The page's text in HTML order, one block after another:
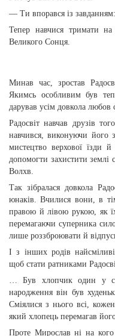
— Ти впорався із
Тепер навчися тримати
Великого Сонця.
Минав час, зростав
Якимсь особливим був
дарував усім довкола любов
Радосвіт навчав друзів
навчився, виконуючи його
мистецтво верхової їзди
допомогти захистити землі
Волхв.
Так зібралася довкола
юнаків. Вчилися вони, в
правою й лівою рукою, як
перемагаючи суперника
лише роззброювати й
І з інших родів
щоб стати ратниками
… Був хлопчик один у
народження він був
Сміялися з нього всі,
який хлопець перемагав
Проте Мирослав ні на кого